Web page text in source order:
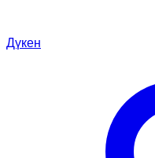
Дүкен